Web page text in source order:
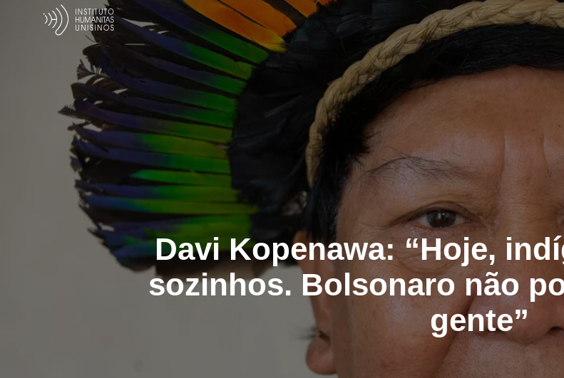
Davi Kopenawa: “Hoje,
sozinhos. Bolsonaro não
gente”